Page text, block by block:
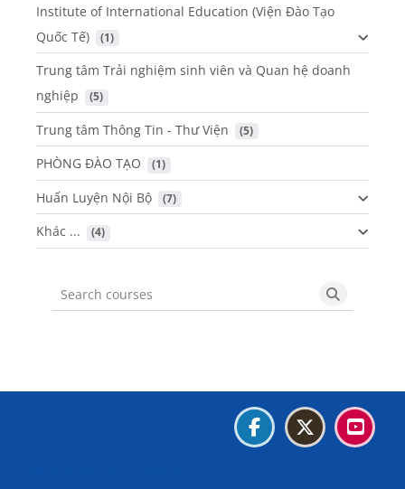
Institute of International Education (Viện Đào Tạo
Quốc Tế)
(1)
Trung tâm Trải nghiệm sinh viên và Quan hệ doanh
nghiệp
(5)
Trung tâm Thông Tin - Thư Viện (5)
PHÒNG ĐÀO TẠO (1)
Huấn Luyện Nội Bộ (7)
Khác ... (4)
Search courses Search